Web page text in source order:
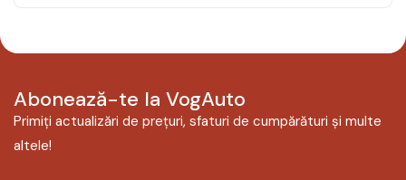
Abonează-te la VogAuto
Primiți actualizări de prețuri, sfaturi de cumpărături și multe
altele!